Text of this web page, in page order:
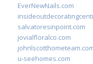
EverNewNails.com
salvatoresinpoint.com
jovialfloralco.com
u-seehomes.com